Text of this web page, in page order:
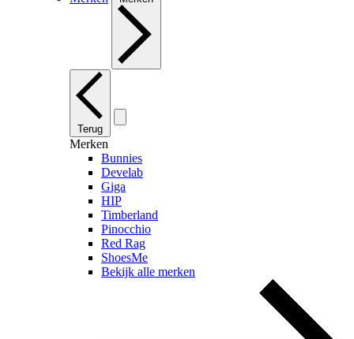
Terug
Merken
Bunnies
Develab
Giga
HIP
Timberland
Pinocchio
Red Rag
ShoesMe
Bekijk alle merken